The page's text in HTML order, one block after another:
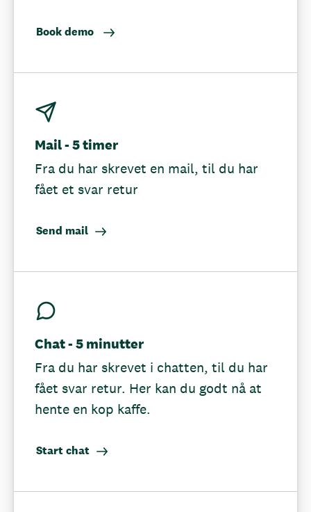
Book demo
Mail - 5 timer
Fra du har skrevet en mail, til du har
fået et svar retur
Send mail
Chat - 5 minutter
Fra du har skrevet i chatten, til du har
fået svar retur. Her kan du godt nå at
hente en kop kaffe.
Start chat